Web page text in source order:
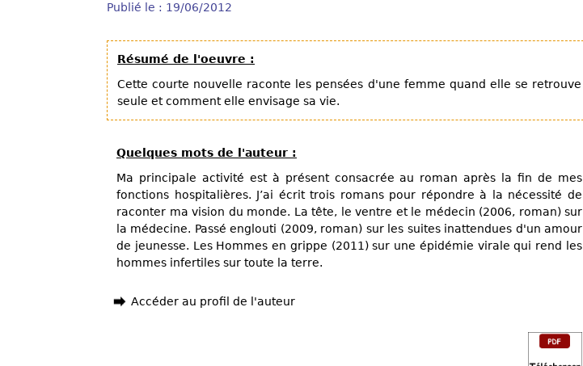
Publié le : 19/06/2012
Résumé de l'oeuvre :
Cette courte nouvelle raconte les pensées d'une femme quand elle se retrouve
seule et comment elle envisage sa vie.
Quelques mots de l'auteur :
Ma principale activité est à présent consacrée au roman après la fin de mes
fonctions hospitalières. J’ai écrit trois romans pour répondre à la nécessité de
raconter ma vision du monde. La tête, le ventre et le médecin (2006, roman) sur
la médecine. Passé englouti (2009, roman) sur les suites inattendues d'un amour
de jeunesse. Les Hommes en grippe (2011) sur une épidémie virale qui rend les
hommes infertiles sur toute la terre.
Accéder au profil de l'auteur